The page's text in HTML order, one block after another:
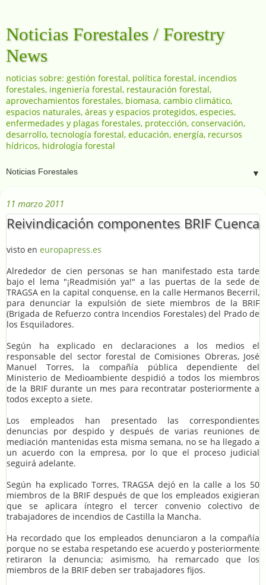
Noticias Forestales / Forestry
News
noticias sobre: gestión forestal, política forestal, incendios
forestales, ingeniería forestal, restauración forestal,
aprovechamientos forestales, biomasa, cambio climático,
espacios naturales, áreas y espacios protegidos, especies,
enfermedades y plagas forestales, protección, conservación,
desarrollo, tecnología forestal, educación, energía, recursos
hídricos, hidrología forestal
▼
11 marzo 2011
Reivindicación componentes BRIF Cuenca
visto en europapress.es
Alrededor de cien personas se han manifestado esta tarde
bajo el lema "¡Readmisión ya!" a las puertas de la sede de
TRAGSA en la capital conquense, en la calle Hermanos Becerril,
para denunciar la expulsión de siete miembros de la BRIF
(Brigada de Refuerzo contra Incendios Forestales) del Prado de
los Esquiladores.
Según ha explicado en declaraciones a los medios el
responsable del sector forestal de Comisiones Obreras, José
Manuel Torres, la compañía pública dependiente del
Ministerio de Medioambiente despidió a todos los miembros
de la BRIF durante un mes para recontratar posteriormente a
todos excepto a siete.
Los empleados han presentado las correspondientes
denuncias por despido y después de varias reuniones de
mediación mantenidas esta misma semana, no se ha llegado a
un acuerdo con la empresa, por lo que el proceso judicial
seguirá adelante.
Según ha explicado Torres, TRAGSA dejó en la calle a los 50
miembros de la BRIF después de que los empleados exigieran
que se aplicara íntegro el tercer convenio colectivo de
trabajadores de incendios de Castilla la Mancha.
Ha recordado que los empleados denunciaron a la compañía
porque no se estaba respetando ese acuerdo y posteriormente
retiraron la denuncia; asimismo, ha remarcado que los
miembros de la BRIF deben ser trabajadores fijos.